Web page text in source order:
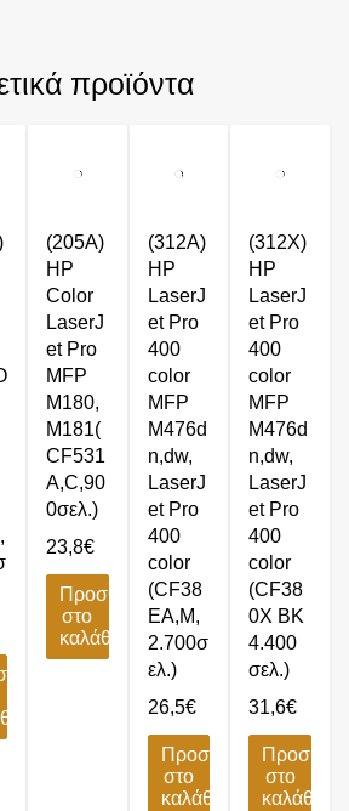
προϊόντα
(205A)
HP
Color
LaserJ
et Pro
MFP
M180,
M181(
CF531
A,C,90
0σελ.)
23,8€
Προσθήκη
στο
καλάθι
(312A)
HP
LaserJ
et Pro
400
color
MFP
M476d
n,dw,
LaserJ
et Pro
400
color
(CF38
EA,M,
2.700σ
ελ.)
26,5€
Προσθήκη
στο
καλάθι
(312X)
HP
LaserJ
et Pro
400
color
MFP
M476d
n,dw,
LaserJ
et Pro
400
color
(CF38
0X BK
4.400
σελ.)
31,6€
στο
καλάθι